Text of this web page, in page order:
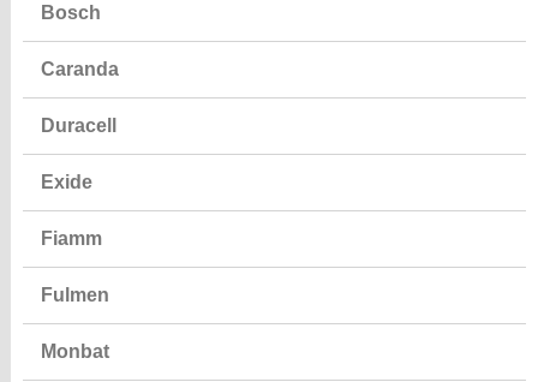
Bosch
Caranda
Duracell
Exide
Fiamm
Fulmen
Monbat